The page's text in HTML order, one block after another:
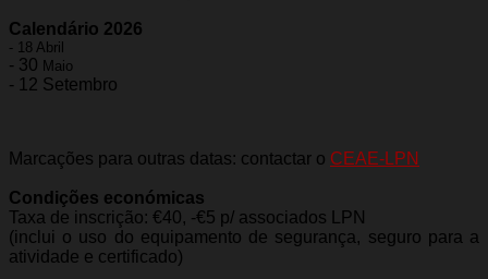
Calendário 2026
- 18 Abril
- ⁠30 Maio
- ⁠12 Setembro
Marcações para outras datas: contactar o CEAE-LPN
Condições económicas
Taxa de inscrição: €40, -€5 p/ associados LPN
(inclui o uso do equipamento de segurança, seguro para a
atividade e certificado)